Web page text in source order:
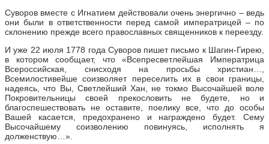
Суворов вместе с Игнатием действовали очень энергично – ведь
они были в ответственности перед самой императрицей – по
склонению прежде всего православных священников к переезду.
И уже 22 июля 1778 года Суворов пишет письмо к Шагин-Гирею,
в котором сообщает, что «Всепресветлейшая Императрица
Всероссийская, снисходя на просьбы христиан…,
Всемилостивейше соизволяет переселить их в свои границы,
надеясь, что Вы, Светлейший Хан, не токмо Высочайшей воле
Покровительницы своей прекословить не будете, но и
благоспешествовать не оставите, поелику все, что до особы
Вашей касается, предохранено и награждено будет. Сему
Высочайшему соизволению повинуясь, исполнять я
долженствую…».